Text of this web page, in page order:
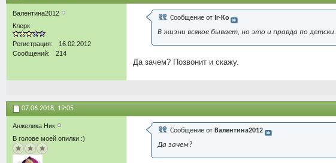
Валентина2012
Клерк
Регистрация
16.02.2012
Сообщений
214
Сообщение от Ir-Ko
В жизни всякое бывает, но это и правда по детски.
Да зачем? Позвонит и скажу.
07.06.2018, 19:05
Анжелика Ник
В голове моей опилки :)
Сообщение от Валентина2012
Да зачем?